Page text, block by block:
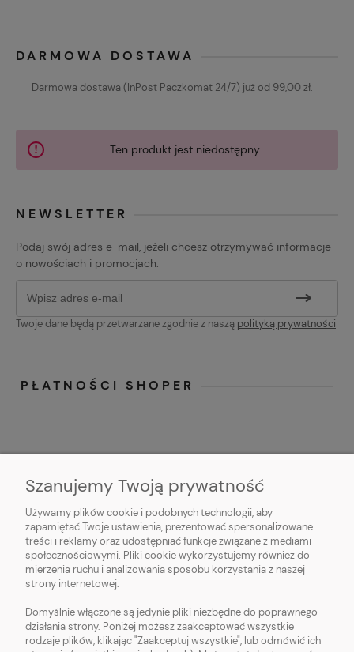
DARMOWA DOSTAWA
Darmowa dostawa (InPost Paczkomat 24/7) już od 99,00 zł.
Ten produkt jest niedostępny.
NEWSLETTER
Podaj swój adres e-mail, jeżeli chcesz otrzymywać informacje
o nowościach i promocjach.
Twoje dane będą przetwarzane zgodnie z naszą polityką prywatności
PŁATNOŚCI SHOPER
O NAS
OBSŁUGA KLIENTA
POMOC
MOJE KONTO
Szanujemy Twoją prywatność
Używamy plików cookie i podobnych technologii, aby
zapamiętać Twoje ustawienia, prezentować spersonalizowane
treści i reklamy oraz udostępniać funkcje związane z mediami
społecznościowymi. Pliki cookie wykorzystujemy również do
mierzenia ruchu i analizowania sposobu korzystania z naszej
strony internetowej.
Domyślnie włączone są jedynie pliki niezbędne do poprawnego
działania strony. Poniżej możesz zaakceptować wszystkie
rodzaje plików, klikając "Zaakceptuj wszystkie", lub odmówić ich